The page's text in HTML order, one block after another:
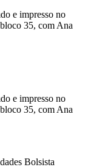
e impresso no
35, com Ana
e impresso no
35, com Ana